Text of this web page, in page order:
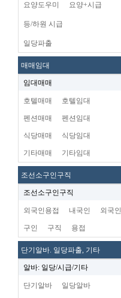
요양도우미 요양+시급
등/하원 시급
일당파출
매매임대
임대매매
호텔매매 호텔임대
펜션매매 펜션임대
식당매매 식당임대
기타매매 기타임대
조선소구인구직
조선소구인구직
외국인용접 내국인 외국인
구인 구직 용접
단기알바. 일당파출, 기타
알바: 일당/시급/기타
단기알바 일당알바